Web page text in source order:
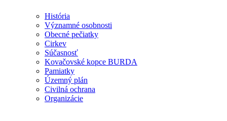
História
Významné osobnosti
Obecné pečiatky
Cirkev
Súčasnosť
Kovačovské kopce BURDA
Pamiatky
Územný plán
Civilná ochrana
Organizácie